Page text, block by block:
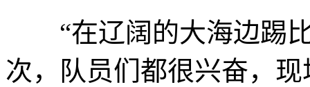
“在辽阔的大海边踢比
次，队员们都很兴奋，